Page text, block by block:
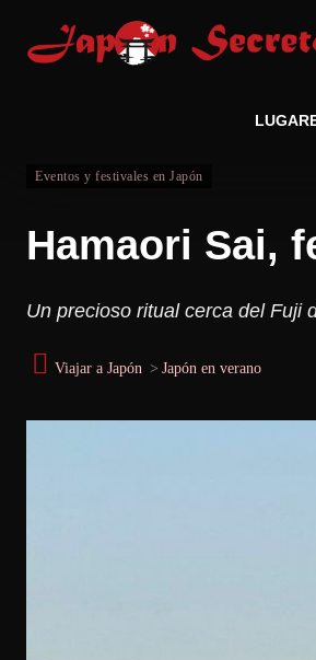
Eventos y festivales en Japón
Hamaori Sai,
Un precioso ritual cerca del Fuji
Viajar a Japón > Japón en verano